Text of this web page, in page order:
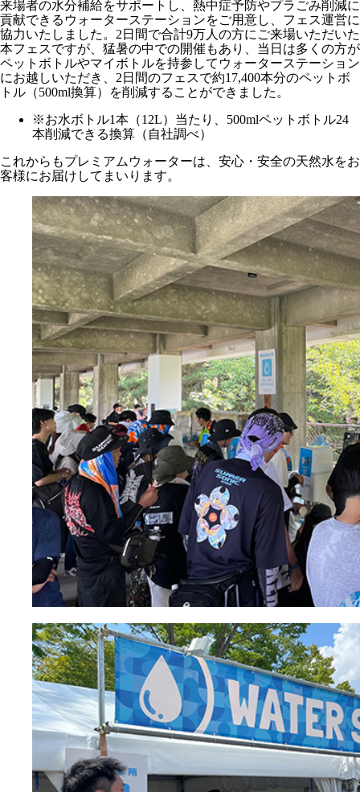
来場者の水分補給をサポートし、熱中症予防やプラごみ削減に
貢献できるウォーターステーションをご用意し、フェス運営に
協力いたしました。2日間で合計9万人の方にご来場いただいた
本フェスですが、猛暑の中での開催もあり、当日は多くの方が
ペットボトルやマイボトルを持参してウォーターステーション
にお越しいただき、2日間のフェスで約17,400本分のペットボ
トル（500ml換算）を削減することができました。
※お水ボトル1本（12L）当たり、500mlペットボトル24
本削減できる換算（自社調べ）
これからもプレミアムウォーターは、安心・安全の天然水をお
客様にお届けしてまいります。